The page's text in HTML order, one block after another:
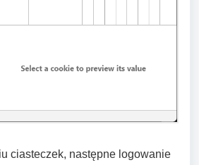
ciasteczek, następne logowanie